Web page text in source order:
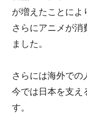
が増えたことによ
さらにアニメが消
ました。
さらには海外での
今では日本を支え
す。